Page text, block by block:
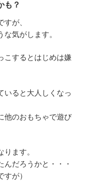
も？
が、
気がします。
こするとはじめは嫌
いると大人しくなっ
他のおもちゃで遊び
ます。
だろうかと・・・
が）